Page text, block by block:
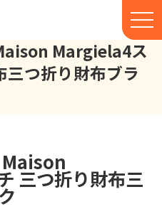
Margiela4ス
三つ折り財布ブラ
Maison
三つ折り財布三